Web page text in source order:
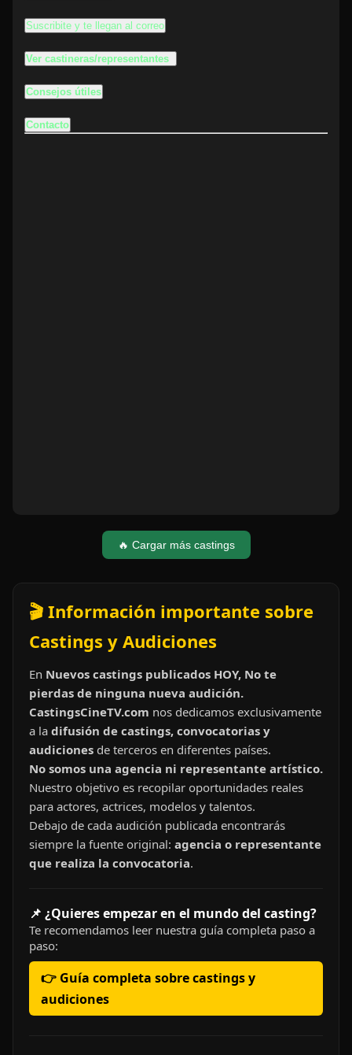
Suscribite y te llegan al correo
Ver castineras/representantes
Consejos útiles
Contacto
🔥 Cargar más castings
🎬 Información importante sobre
Castings y Audiciones
En Nuevos castings publicados HOY, No te
pierdas de ninguna nueva audición.
CastingsCineTV.com nos dedicamos exclusivamente
a la difusión de castings, convocatorias y
audiciones de terceros en diferentes países.
No somos una agencia ni representante artístico.
Nuestro objetivo es recopilar oportunidades reales
para actores, actrices, modelos y talentos.
Debajo de cada audición publicada encontrarás
siempre la fuente original: agencia o representante
que realiza la convocatoria.
📌 ¿Quieres empezar en el mundo del casting?
Te recomendamos leer nuestra guía completa paso a
paso:
👉 Guía completa sobre castings y
audiciones